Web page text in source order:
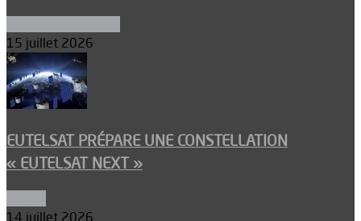
15 juillet 2026
EUTELSAT PRÉPARE UNE CONSTELLATION
« EUTELSAT NEXT »
14 juillet 2026